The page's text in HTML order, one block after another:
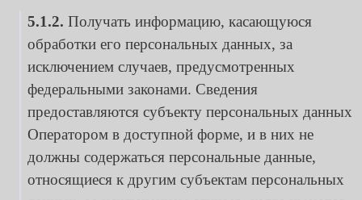
5.1.2. Получать информацию, касающуюся
обработки его персональных данных, за
исключением случаев, предусмотренных
федеральными законами. Сведения
предоставляются субъекту персональных данных
Оператором в доступной форме, и в них не
должны содержаться персональные данные,
относящиеся к другим субъектам персональных